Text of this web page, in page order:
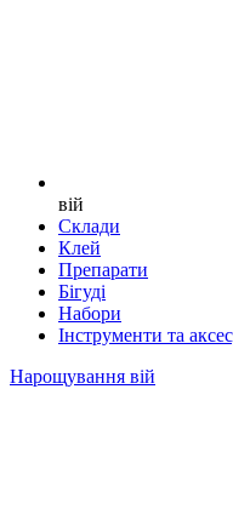
вій
Склади
Клей
Препарати
Бігуді
Набори
Інструменти та
Нарощування вій